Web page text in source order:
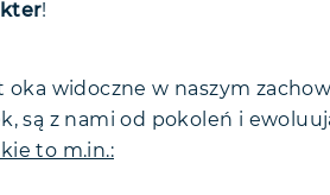
!
oka widoczne w naszym
są z nami od pokoleń i
to m.in.: